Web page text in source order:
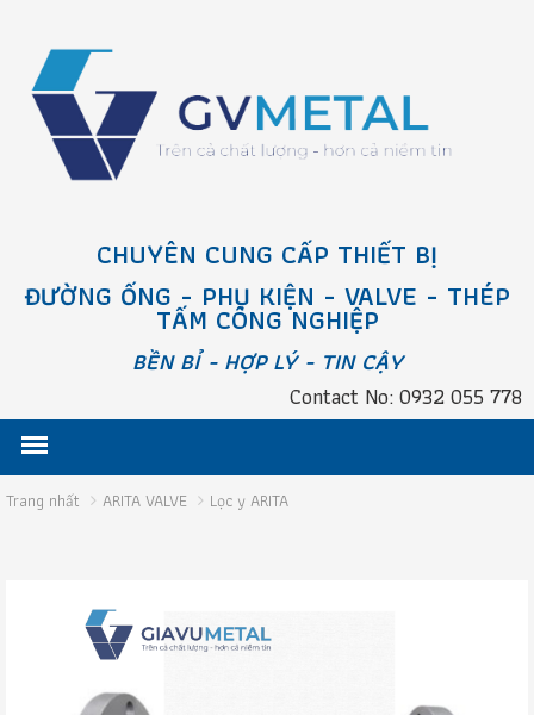
CHUYÊN CUNG CẤP THIẾT BỊ
ĐƯỜNG ỐNG - PHỤ KIỆN - VALVE - THÉP
TẤM CÔNG NGHIỆP
BỀN BỈ - HỢP LÝ - TIN CẬY
Contact No: 0932 055 778
Trang nhất ARITA VALVE Lọc y ARITA